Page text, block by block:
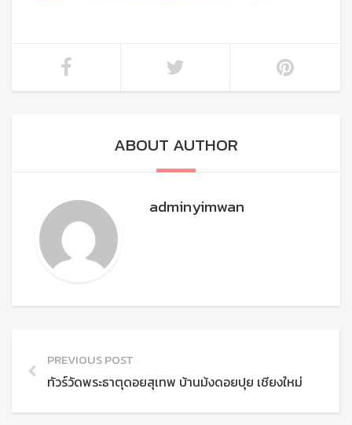
ABOUT AUTHOR
adminyimwan
PREVIOUS POST
ทัวร์วัดพระธาตุดอยสุเทพ บ้านม้งดอยปุย เชียงใหม่